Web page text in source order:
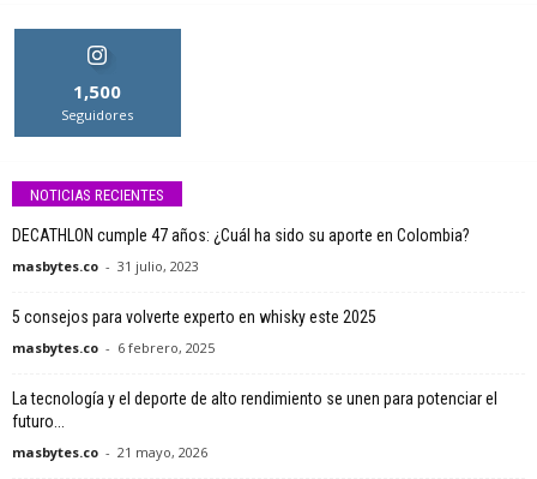
1,500
Seguidores
NOTICIAS RECIENTES
DECATHLON cumple 47 años: ¿Cuál ha sido su aporte en Colombia?
masbytes.co - 31 julio, 2023
5 consejos para volverte experto en whisky este 2025
masbytes.co - 6 febrero, 2025
La tecnología y el deporte de alto rendimiento se unen para potenciar el
futuro...
masbytes.co - 21 mayo, 2026